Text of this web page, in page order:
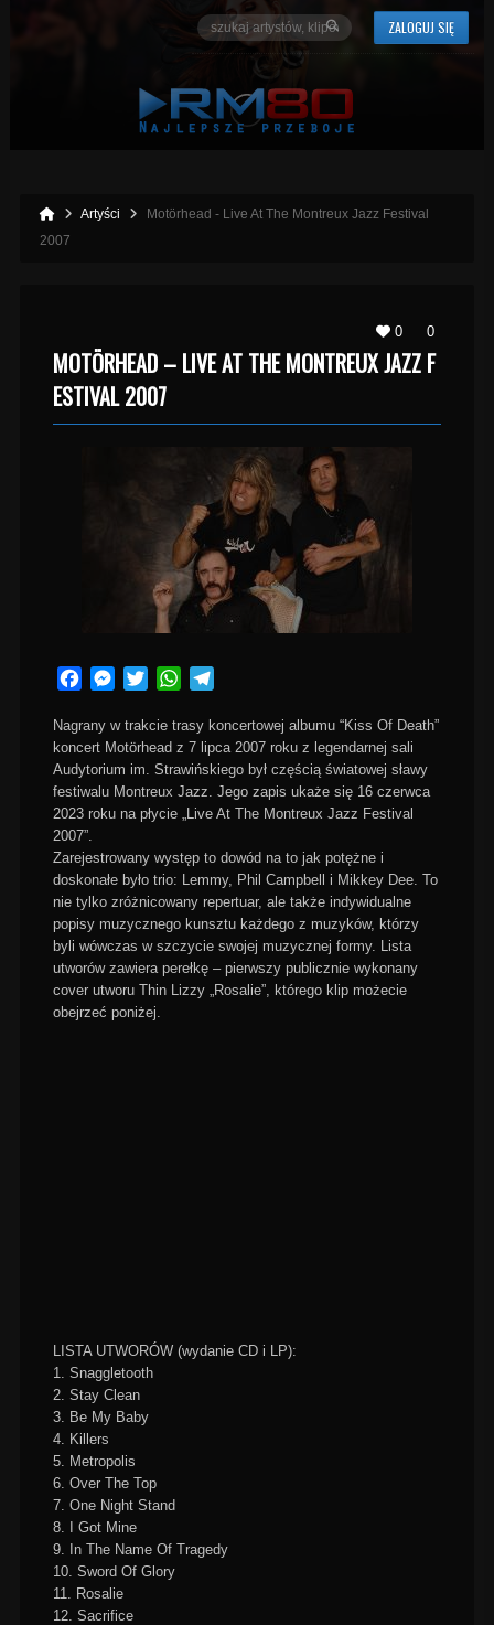
ZALOGUJ SIĘ
Artyści
Motörhead - Live At The Montreux Jazz Festival
2007
0 0
MOTÖRHEAD – LIVE AT THE MONTREUX JAZZ F
ESTIVAL 2007
FacebookMessenger
TwitterWhatsApp
Nagrany w trakcie trasy koncertowej albumu “Kiss Of Death”
koncert Motörhead z 7 lipca 2007 roku z legendarnej sali
Audytorium im. Strawińskiego był częścią światowej sławy
festiwalu Montreux Jazz. Jego zapis ukaże się 16 czerwca
2023 roku na płycie „Live At The Montreux Jazz Festival
2007”.
Zarejestrowany występ to dowód na to jak potężne i
doskonałe było trio: Lemmy, Phil Campbell i Mikkey Dee. To
nie tylko zróżnicowany repertuar, ale także indywidualne
popisy muzycznego kunsztu każdego z muzyków, którzy
byli wówczas w szczycie swojej muzycznej formy. Lista
utworów zawiera perełkę – pierwszy publicznie wykonany
cover utworu Thin Lizzy „Rosalie”, którego klip możecie
obejrzeć poniżej.
LISTA UTWORÓW (wydanie CD i LP):
1. Snaggletooth
2. Stay Clean
3. Be My Baby
4. Killers
5. Metropolis
6. Over The Top
7. One Night Stand
8. I Got Mine
9. In The Name Of Tragedy
10. Sword Of Glory
11. Rosalie
12. Sacrifice